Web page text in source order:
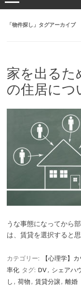
「物件探し 」タグアーカイブ
家を出るた
の住居につ
うな事態になってから
は、賃貸を選択すると
カテゴリー: 【心理学】
率化 タグ: DV, シェアハ
し , 荷物 , 賃貸分譲, 離婚